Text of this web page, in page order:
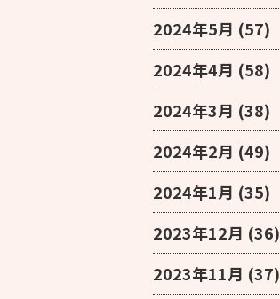
2024年5月 (57)
2024年4月 (58)
2024年3月 (38)
2024年2月 (49)
2024年1月 (35)
2023年12月 (36)
2023年11月 (37)